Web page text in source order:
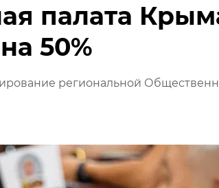
палата
50%
региональной